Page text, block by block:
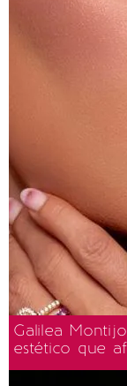
Galilea
estético que